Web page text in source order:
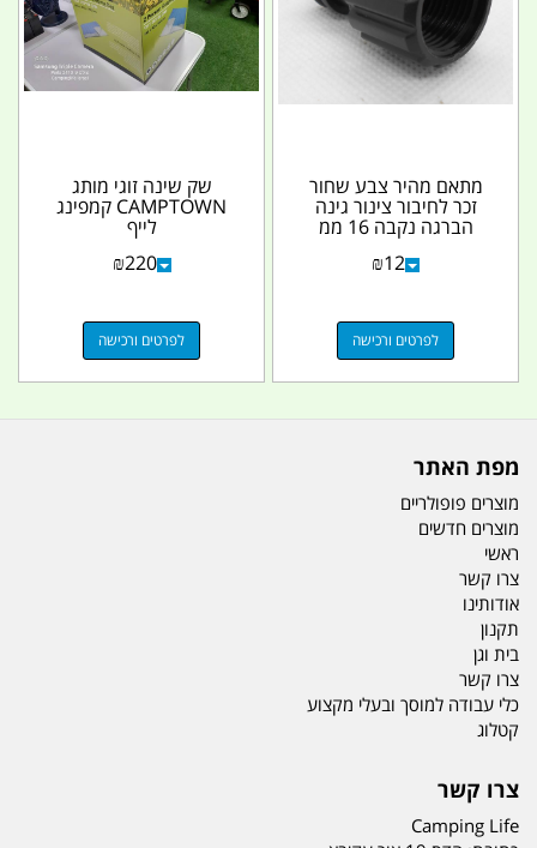
מתאם מהיר צבע שחור
זכר לחיבור צינור גינה
הברגה נקבה 16 ממ
₪12
לפרטים ורכישה
שק שינה זוגי מותג
CAMPTOWN קמפינג
לייף
₪220
לפרטים ורכישה
מפת האתר
מוצרים פופולריים
מוצרים חדשים
ראשי
צרו קשר
אודותינו
תקנון
בית וגן
צרו קשר
כלי עבודה למוסך ובעלי מקצוע
קטלוג
צרו קשר
Camping Life